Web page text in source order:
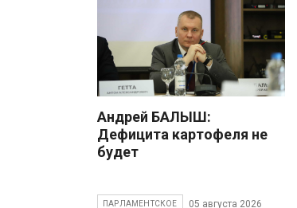
Андрей БАЛЫШ:
Дефицита картофеля не
будет
ПАРЛАМЕНТСКОЕ 05 августа 2026